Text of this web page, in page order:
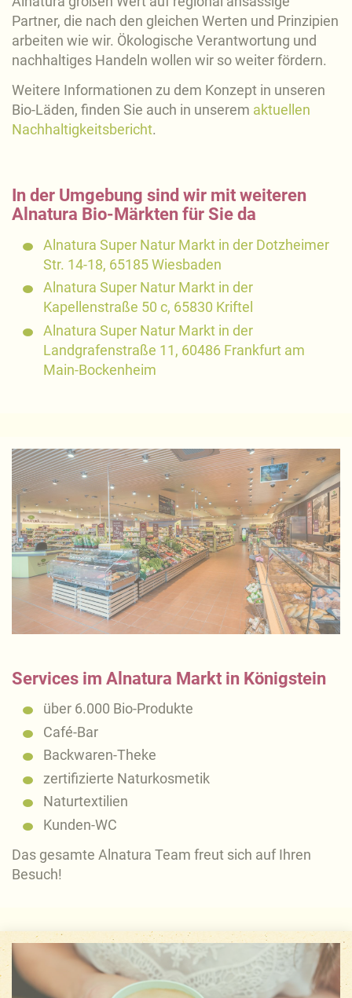
Partner, die nach den gleichen Werten und Prinzipien
arbeiten wie wir. Ökologische Verantwortung und
nachhaltiges Handeln wollen wir so weiter fördern.
Weitere Informationen zu dem Konzept in unseren
Bio-Läden, finden Sie auch in unserem aktuellen
Nachhaltigkeitsbericht.
In der Umgebung sind wir mit weiteren
Alnatura Bio-Märkten für Sie da
Alnatura Super Natur Markt in der Dotzheimer
Str. 14-18, 65185 Wiesbaden
Alnatura Super Natur Markt in der
Kapellenstraße 50 c, 65830 Kriftel
Alnatura Super Natur Markt in der
Landgrafenstraße 11, 60486 Frankfurt am
Main-Bockenheim
Services im Alnatura Markt in Königstein
über 6.000 Bio-Produkte
Café-Bar
Backwaren-Theke
zertifizierte Naturkosmetik
Naturtextilien
Kunden-WC
Das gesamte Alnatura Team freut sich auf Ihren
Besuch!